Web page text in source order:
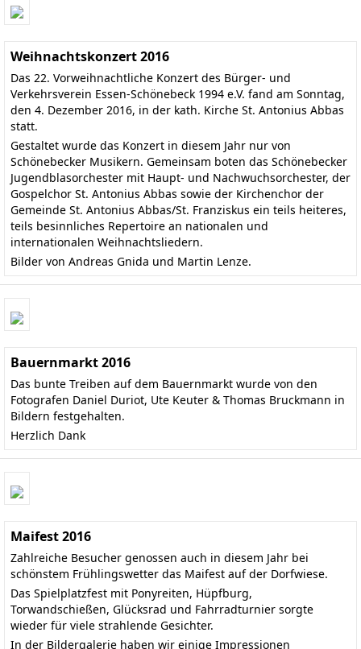
Weihnachtskonzert 2016
Das 22. Vorweihnachtliche Konzert des Bürger- und
Verkehrsverein Essen-Schönebeck 1994 e.V. fand am Sonntag,
den 4. Dezember 2016, in der kath. Kirche St. Antonius Abbas
statt.
Gestaltet wurde das Konzert in diesem Jahr nur von
Schönebecker Musikern. Gemeinsam boten das Schönebecker
Jugendblasorchester mit Haupt- und Nachwuchsorchester, der
Gospelchor St. Antonius Abbas sowie der Kirchenchor der
Gemeinde St. Antonius Abbas/St. Franziskus ein teils heiteres,
teils besinnliches Repertoire an nationalen und
internationalen Weihnachtsliedern.
Bilder von Andreas Gnida und Martin Lenze.
Bauernmarkt 2016
Das bunte Treiben auf dem Bauernmarkt wurde von den
Fotografen Daniel Duriot, Ute Keuter & Thomas Bruckmann in
Bildern festgehalten.
Herzlich Dank
Maifest 2016
Zahlreiche Besucher genossen auch in diesem Jahr bei
schönstem Frühlingswetter das Maifest auf der Dorfwiese.
Das Spielplatzfest mit Ponyreiten, Hüpfburg,
Torwandschießen, Glücksrad und Fahrradturnier sorgte
wieder für viele strahlende Gesichter.
In der Bildergalerie haben wir einige Impressionen